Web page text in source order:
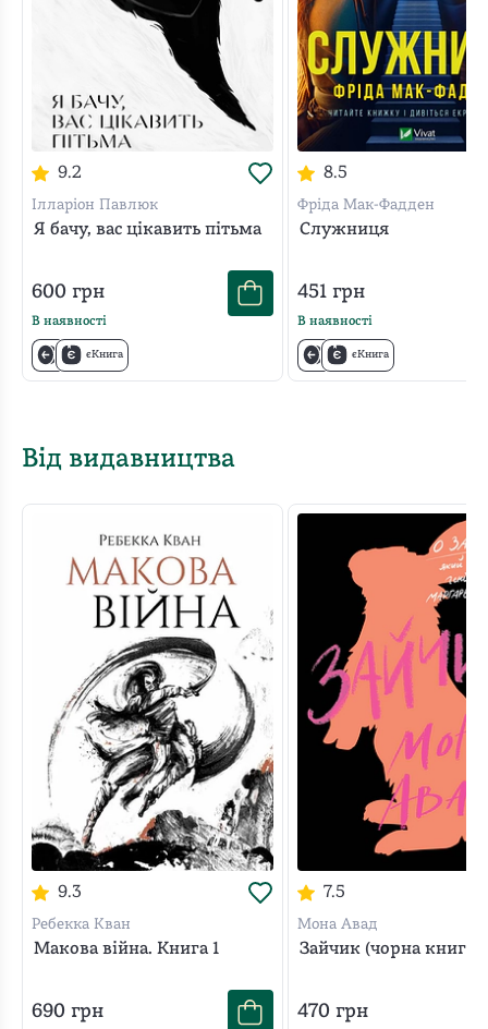
9.2
Ілларіон Павлюк
Я бачу, вас цікавить пітьма
600 грн
В наявності
єКнига
8.5
Фріда Мак-Фадден
Служниця
451грн
В наявності
єКнига
Від видавництва
9.3
Ребекка Кван
Макова війна. Книга 1
690 грн
7.5
Мона Авад
Зайчик (чорна книга)
470грн